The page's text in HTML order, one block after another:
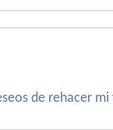
de rehacer